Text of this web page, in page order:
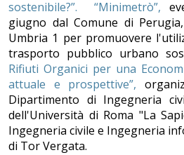
sostenibile?”.
“Minimetrò”,
giugno dal Comune di
Umbria 1 per promuovere
trasporto pubblico urbano
Rifiuti Organici per una
attuale e prospettive”,
Dipartimento di Ingegneria
dell'Università di Roma "La
Ingegneria civile e Ingegneria
di Tor Vergata.